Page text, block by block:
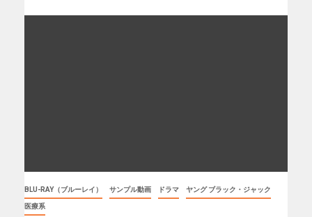
BLU-RAY（ブルーレイ） サンプル動画 ドラマ ヤング ブラック・ジャック
医療系